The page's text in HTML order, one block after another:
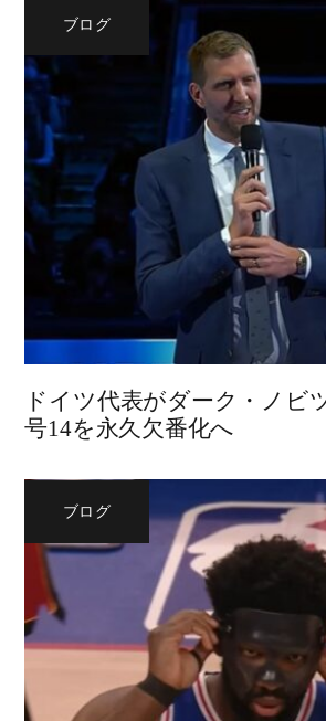
ブログ
ドイツ代表がダーク・ノビ
号14を永久欠番化へ
ブログ